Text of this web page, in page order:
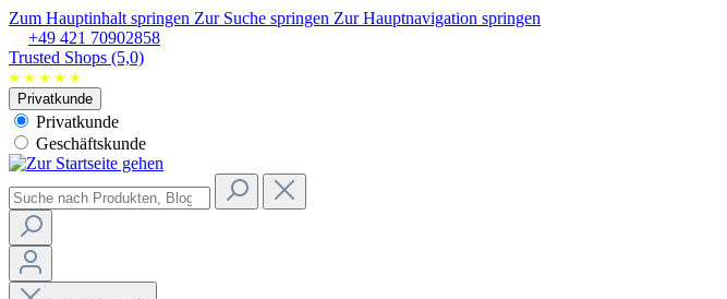
Zum Hauptinhalt springen Zur Suche springen Zur Hauptnavigation springen
+49 421 70902858
Trusted Shops (5,0)
Privatkunde
Privatkunde
Geschäftskunde